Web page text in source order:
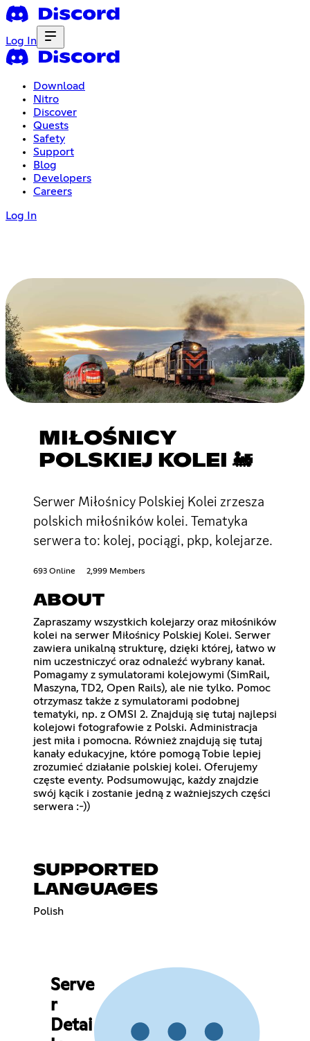
Log In
Download
Nitro
Discover
Quests
Safety
Support
Blog
Developers
Careers
Log In
MIŁOŚNICY
POLSKIEJ KOLEI 🚂
Serwer Miłośnicy Polskiej Kolei zrzesza
polskich miłośników kolei. Tematyka
serwera to: kolej, pociągi, pkp, kolejarze.
693 Online 2,999 Members
ABOUT
Zapraszamy wszystkich kolejarzy oraz miłośników
kolei na serwer Miłośnicy Polskiej Kolei. Serwer
zawiera unikalną strukturę, dzięki której, łatwo w
nim uczestniczyć oraz odnaleźć wybrany kanał.
Pomagamy z symulatorami kolejowymi (SimRail,
Maszyna, TD2, Open Rails), ale nie tylko. Pomoc
otrzymasz także z symulatorami podobnej
tematyki, np. z OMSI 2. Znajdują się tutaj najlepsi
kolejowi fotografowie z Polski. Administracja
jest miła i pomocna. Również znajdują się tutaj
kanały edukacyjne, które pomogą Tobie lepiej
zrozumieć działanie polskiej kolei. Oferujemy
częste eventy. Podsumowując, każdy znajdzie
swój kącik i zostanie jedną z ważniejszych części
serwera :-))
SUPPORTED
LANGUAGES
Polish
Serve
r
Detai